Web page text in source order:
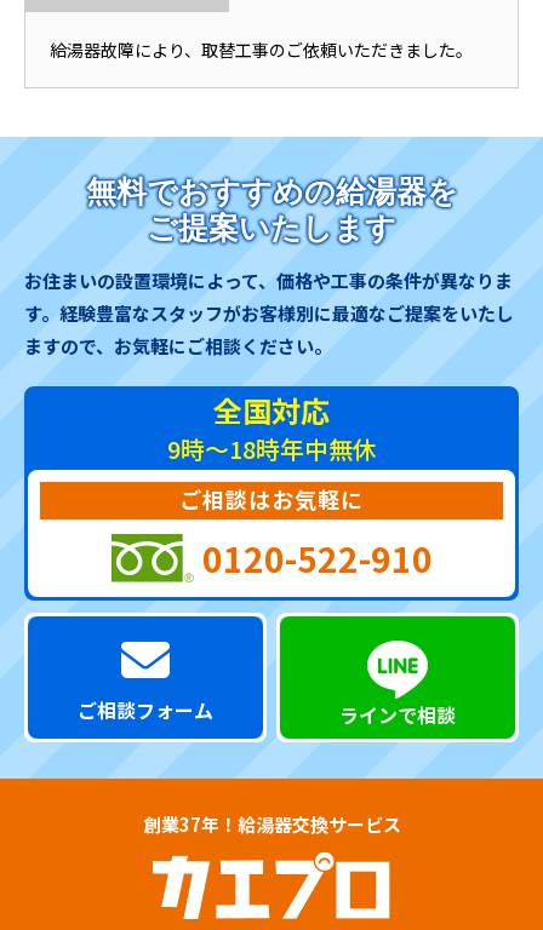
給湯器故障により、取替工事のご依頼いただきました。
無料でおすすめの給湯器を
ご提案いたします
お住まいの設置環境によって、価格や工事の条件が異なりま
す。 経験豊富なスタッフがお客様別に最適なご提案をいたし
ますので、お気軽にご相談ください。
全国対応
9時～18時年中無休
ご相談はお気軽に
0120-522-910
ご相談フォーム ラインで相談
創業37年！給湯器交換サービス